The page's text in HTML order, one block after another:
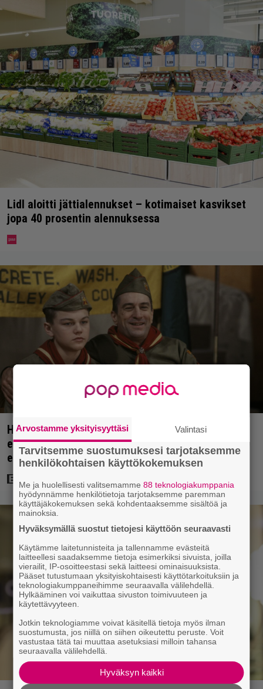
Lidl aloitti jättialennukset – kotimaiset kasvikset
jopa 40 prosentin alennuksessa
Huippuleffa suoratoistossa: DiCaprion
ensimmäinen päärooli – ja Tobey Maguiren
ensimmäinen elokuvaesiintyminen
Arvostamme yksityisyyttäsi Valintasi
Tarvitsemme suostumuksesi tarjotaksemme
henkilökohtaisen käyttökokemuksen
Me ja huolellisesti valitsemamme88 teknologiakumppania
hyödynnämme henkilötietoja tarjotaksemme paremman
käyttäjäkokemuksen sekä kohdentaaksemme sisältöä ja
mainoksia.
Hyväksymällä suostut tietojesi käyttöön seuraavasti
Käytämme laitetunnisteita ja tallennamme evästeitä
laitteellesi saadaksemme tietoja esimerkiksi sivuista, joilla
vierailit, IP-osoitteestasi sekä laitteesi ominaisuuksista.
Pääset tutustumaan yksityiskohtaisesti käyttötarkoituksiin ja
teknologiakumppaneihimme seuraavalla välilehdellä.
Hylkääminen voi vaikuttaa sivuston toimivuuteen ja
käytettävyyteen.
Jotkin teknologiamme voivat käsitellä tietoja myös ilman
suostumusta, jos niillä on siihen oikeutettu peruste. Voit
vastustaa tätä tai muuttaa asetuksiasi milloin tahansa
seuraavalla välilehdellä.
Hyväksyn kaikki